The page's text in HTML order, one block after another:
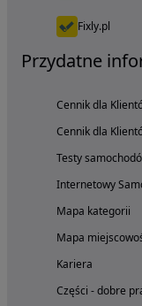
Fixly.pl
Przydatne
Cennik dla
Cennik dla
Testy
Internetowy
Mapa kategorii
Mapa
Kariera
Części - dobre